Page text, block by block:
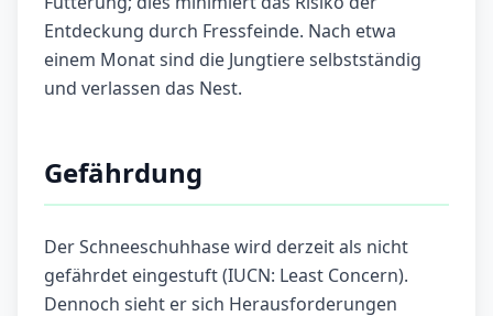
Entdeckung durch Fressfeinde. Nach etwa
einem Monat sind die Jungtiere selbstständig
und verlassen das Nest.
Gefährdung
Der Schneeschuhhase wird derzeit als nicht
gefährdet eingestuft (IUCN: Least Concern).
Dennoch sieht er sich Herausforderungen